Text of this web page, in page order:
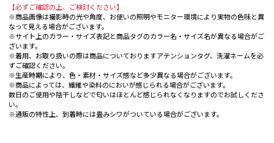
【必ずご確認の上、ご検討ください】
※商品画像は撮影時の光や角度、お使いの照明やモニター環境により実物の色味と異
なって見える場合がございます。
※サイト上のカラー・サイズ表記と商品タグのカラー名・サイズ名が異なる場合がご
ざいます。
※着用、お取り扱いの際は商品についておりますアテンションタグ、洗濯ネームを必
ずご確認ください。
※生産時期により、色・素材・サイズ感など多少異なる場合がございます。
※商品によっては、繊維や染料のにおいが感じられる場合がございます。
数日のご使用や陰干しなどで匂いはほとんど感じられなくなりますのでお試しくださ
い。
※通販の特性上、到着時には畳みシワがついている場合がございます。